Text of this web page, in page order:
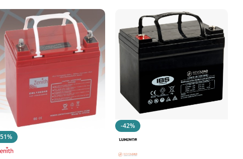
-42%